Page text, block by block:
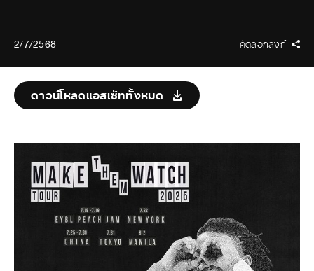
2/7/2568 คัดลอกลิงก์
ดาวน์โหลดแอสเซ็ททั้งหมด